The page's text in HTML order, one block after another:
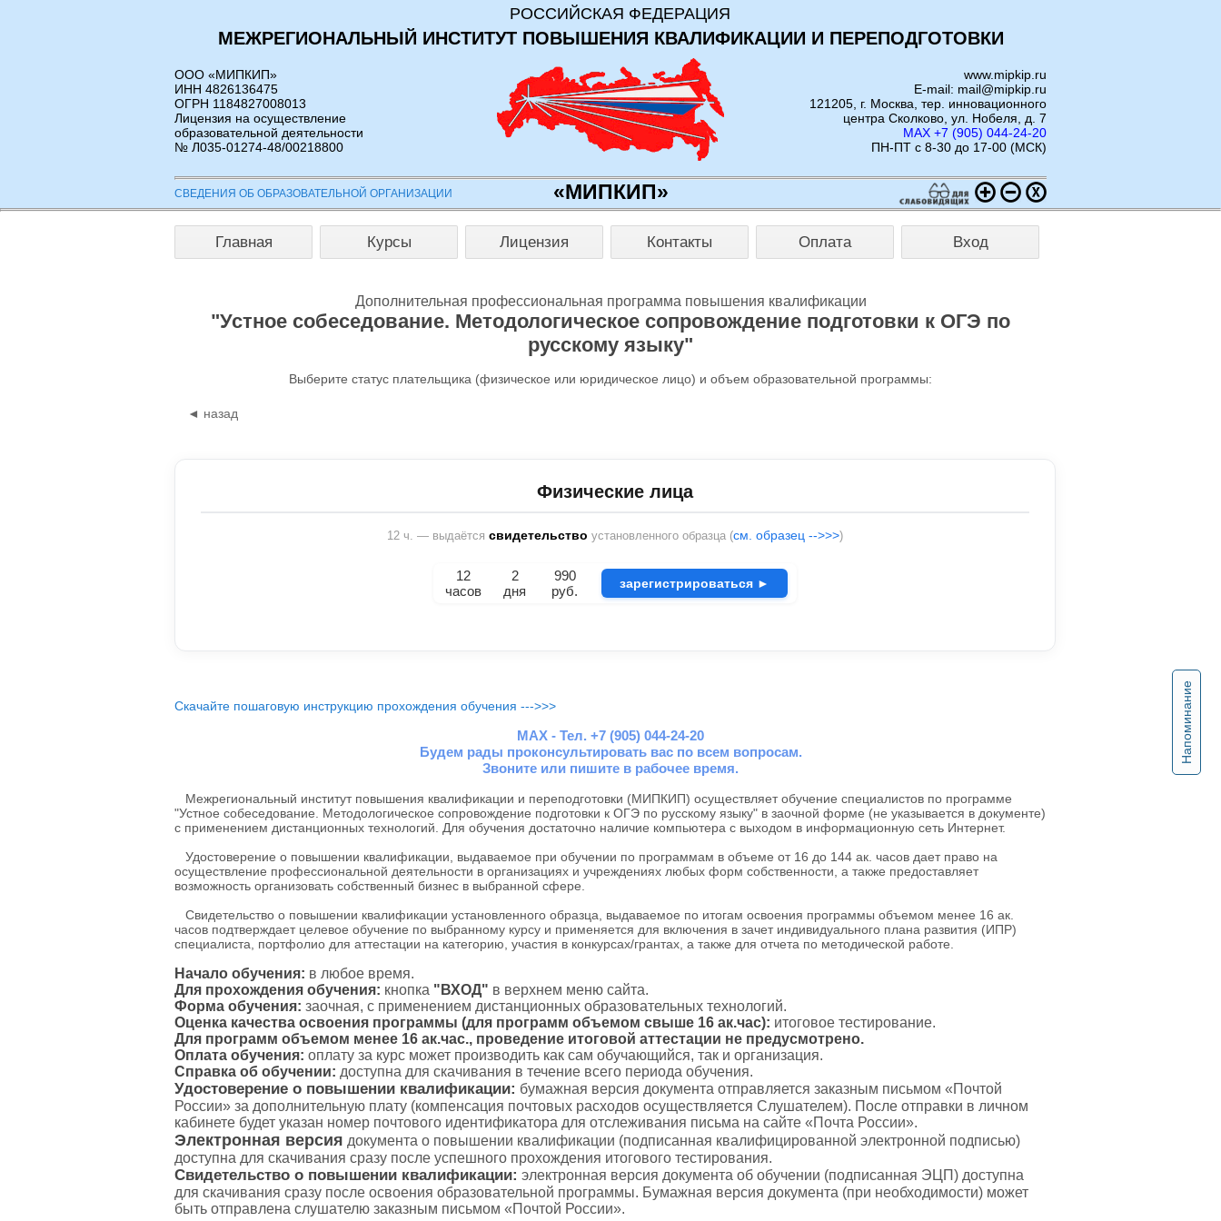
РОССИЙСКАЯ ФЕДЕРАЦИЯ
МЕЖРЕГИОНАЛЬНЫЙ ИНСТИТУТ ПОВЫШЕНИЯ КВАЛИФИКАЦИИ И ПЕРЕПОДГОТОВКИ
ООО «МИПКИП»
ИНН 4826136475
ОГРН 1184827008013
Лицензия на осуществление
образовательной деятельности
№ Л035-01274-48/00218800
www.mipkip.ru
E-mail: mail@mipkip.ru
121205, г. Москва, тер. инновационного
центра Сколково, ул. Нобеля, д. 7
MAX +7 (905) 044-24-20
ПН-ПТ с 8-30 до 17-00 (МСК)
СВЕДЕНИЯ ОБ ОБРАЗОВАТЕЛЬНОЙ ОРГАНИЗАЦИИ «МИПКИП»
Главная Курсы Лицензия Контакты Оплата Вход
Напоминание
Дополнительная профессиональная программа повышения квалификации
"Устное собеседование. Методологическое сопровождение подготовки к ОГЭ по
русскому языку"
Выберите статус плательщика (физическое или юридическое лицо) и объем образовательной программы:
◄ назад
Физические лица
12 ч. — выдаётся свидетельство установленного образца (см. образец -->>>)
12
часов
2
дня
990
руб.
зарегистрироваться ►
Скачайте пошаговую инструкцию прохождения обучения --->>>
MAX - Тел. +7 (905) 044-24-20
Будем рады проконсультировать вас по всем вопросам.
Звоните или пишите в рабочее время.
Межрегиональный институт повышения квалификации и переподготовки (МИПКИП) осуществляет обучение специалистов по программе
"Устное собеседование. Методологическое сопровождение подготовки к ОГЭ по русскому языку" в заочной форме (не указывается в документе)
с применением дистанционных технологий. Для обучения достаточно наличие компьютера с выходом в информационную сеть Интернет.
Удостоверение о повышении квалификации, выдаваемое при обучении по программам в объеме от 16 до 144 ак. часов дает право на
осуществление профессиональной деятельности в организациях и учреждениях любых форм собственности, а также предоставляет
возможность организовать собственный бизнес в выбранной сфере.
Свидетельство о повышении квалификации установленного образца, выдаваемое по итогам освоения программы объемом менее 16 ак.
часов подтверждает целевое обучение по выбранному курсу и применяется для включения в зачет индивидуального плана развития (ИПР)
специалиста, портфолио для аттестации на категорию, участия в конкурсах/грантах, а также для отчета по методической работе.
Начало обучения: в любое время.
Для прохождения обучения: кнопка "ВХОД" в верхнем меню сайта.
Форма обучения: заочная, с применением дистанционных образовательных технологий.
Оценка качества освоения программы (для программ объемом свыше 16 ак.час): итоговое тестирование.
Для программ объемом менее 16 ак.час., проведение итоговой аттестации не предусмотрено.
Оплата обучения: оплату за курс может производить как сам обучающийся, так и организация.
Справка об обучении: доступна для скачивания в течение всего периода обучения.
Удостоверение о повышении квалификации: бумажная версия документа отправляется заказным письмом «Почтой
России» за дополнительную плату (компенсация почтовых расходов осуществляется Слушателем). После отправки в личном
кабинете будет указан номер почтового идентификатора для отслеживания письма на сайте «Почта России».
Электронная версия документа о повышении квалификации (подписанная квалифицированной электронной подписью)
доступна для скачивания сразу после успешного прохождения итогового тестирования.
Свидетельство о повышении квалификации: электронная версия документа об обучении (подписанная ЭЦП) доступна
для скачивания сразу после освоения образовательной программы. Бумажная версия документа (при необходимости) может
быть отправлена слушателю заказным письмом «Почтой России».